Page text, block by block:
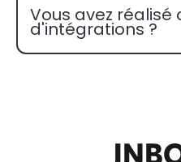
Vous avez réalisé
d'intégrations ?